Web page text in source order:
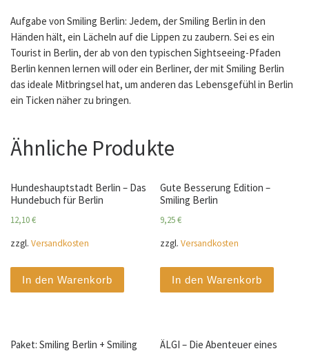
Aufgabe von Smiling Berlin: Jedem, der Smiling Berlin in den
Händen hält, ein Lächeln auf die Lippen zu zaubern. Sei es ein
Tourist in Berlin, der ab von den typischen Sightseeing-Pfaden
Berlin kennen lernen will oder ein Berliner, der mit Smiling Berlin
das ideale Mitbringsel hat, um anderen das Lebensgefühl in Berlin
ein Ticken näher zu bringen.
Ähnliche Produkte
Hundeshauptstadt Berlin – Das
Hundebuch für Berlin
12,10€
zzgl. Versandkosten
In den Warenkorb
Gute Besserung Edition –
Smiling Berlin
9,25€
zzgl.Versandkosten
In den Warenkorb
Paket: Smiling Berlin + Smiling
ÄLGI – Die Abenteuer eines